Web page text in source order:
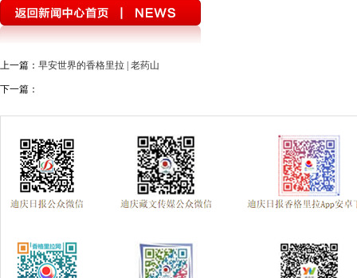
上一篇： 早安世界的香格里拉 | 老药山
下一篇：